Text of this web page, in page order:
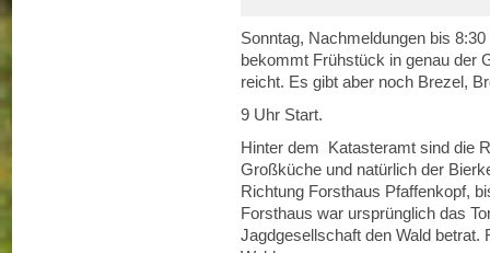
Sonntag, Nachmeldungen bis
bekommt Frühstück in genau der
reicht. Es gibt aber noch Brezel,
9 Uhr Start.
Hinter dem Katasteramt sind die
Großküche und natürlich der
Richtung Forsthaus Pfaffenkopf,
Forsthaus war ursprünglich das
Jagdgesellschaft den Wald